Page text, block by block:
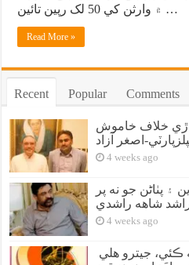
۾ وارثن کي 50 لک رپين تائين …
Read More »
Recent Popular Comments
خلاف خاموش
اصغر آزاد
4 weeks ago
پٺاڻن جو نه پر
شاهه راشدي
4 weeks ago